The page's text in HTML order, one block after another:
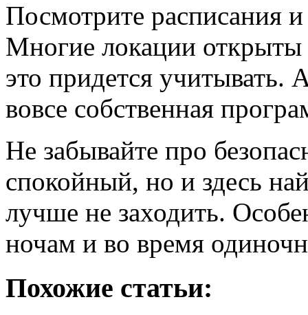
Посмотрите расписания
Многие локации
это придется
вовсе собственная
Не забывайте про
спокойный, но и здесь
лучше не заходить.
ночам и во время
Похожие статьи: